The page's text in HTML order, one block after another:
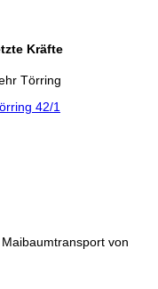
Kräfte
Törring
42/1
von